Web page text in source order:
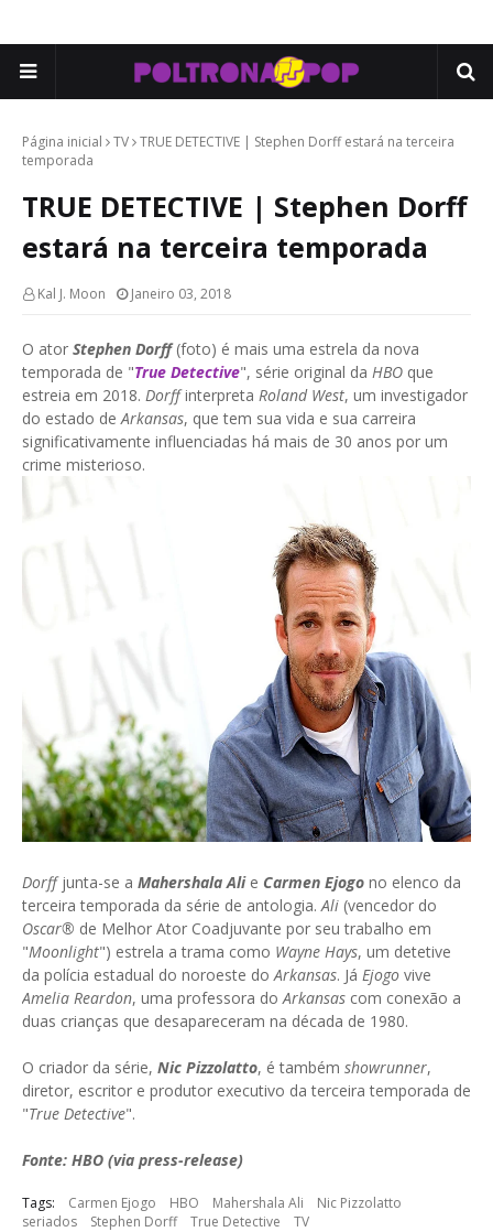
Página inicial TV TRUE DETECTIVE | Stephen Dorff estará na terceira
temporada
TRUE DETECTIVE | Stephen Dorff
estará na terceira temporada
Kal J. Moon Janeiro 03, 2018
O ator Stephen Dorff(foto) é mais uma estrela da nova
temporada de "True Detective", série original da HBO que
estreia em 2018. Dorffinterpreta Roland West, um investigador
do estado deArkansas, que tem sua vida e sua carreira
significativamente influenciadas há mais de 30 anos por um
crime misterioso.
Dorffjunta-se a Mahershala Ali e Carmen Ejogo no elenco da
terceira temporada da série de antologia. Ali (vencedor do
Oscar® de Melhor Ator Coadjuvante por seu trabalho em
"Moonlight") estrela a trama como Wayne Hays, um detetive
da polícia estadual do noroeste do Arkansas. Já Ejogo vive
Amelia Reardon, uma professora do Arkansas com conexão a
duas crianças que desapareceram na década de 1980.
O criador da série, Nic Pizzolatto, é também showrunner,
diretor, escritor e produtor executivo da terceira temporada de
"True Detective".
Fonte: HBO (via press-release)
Tags: Carmen Ejogo HBO Mahershala Ali
Nic Pizzolatto
seriados
Stephen Dorff True Detective TV